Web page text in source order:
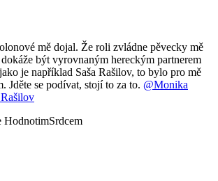
mě dojal. Že roli zvládne pěvecky mě
být vyrovnaným hereckým partnerem
je například Saša Rašilov, to bylo pro mě
Jděte se podívat, stojí to za to. @Monika
Rašilov